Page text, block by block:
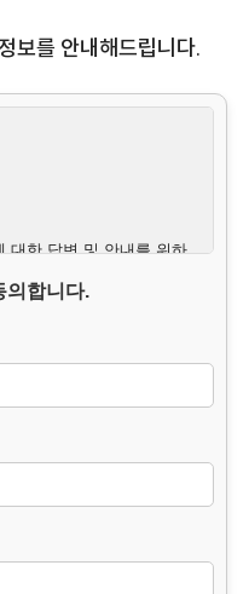
보를 안내해드립니다.
대한 답변 및 안내를 위하
정보를 수집하고 있습니
목적이 달성된 후에는 해
의합니다.